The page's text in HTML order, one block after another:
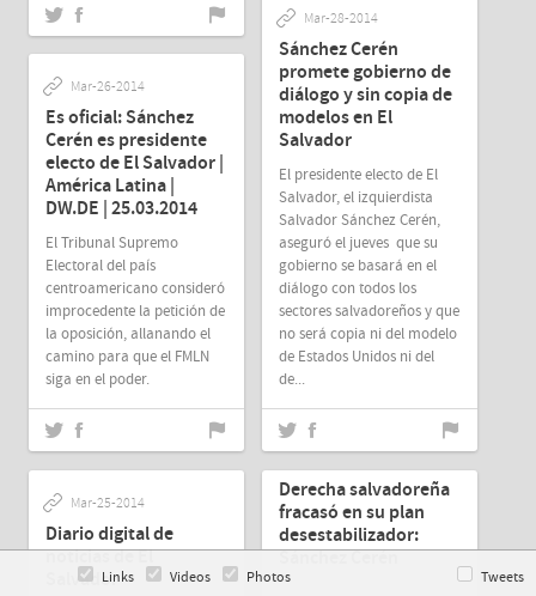
Mar-28-2014
Sánchez Cerén
promete gobierno de
diálogo y sin copia de
modelos en El
Salvador
El presidente electo de El
Salvador, el izquierdista
Salvador Sánchez Cerén,
aseguró el jueves que su
gobierno se basará en el
diálogo con todos los
sectores salvadoreños y que
no será copia ni del modelo
de Estados Unidos ni del
de...
Mar-26-2014
Es oficial: Sánchez
Cerén es presidente
electo de El Salvador |
América Latina |
DW.DE | 25.03.2014
El Tribunal Supremo
Electoral del país
centroamericano consideró
improcedente la petición de
la oposición, allanando el
camino para que el FMLN
siga en el poder.
Mar-25-2014
Diario digital de
noticias de El
Salvador
Mar-25-2014
Derecha salvadoreña
fracasó en su plan
desestabilizador:
Sánchez Cerén
Links Videos Photos Tweets